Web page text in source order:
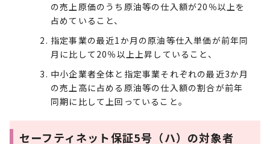
の売上原価のうち原油等の仕入額が20％以上を
占めていること、
指定事業の最近1か月の原油等仕入単価が前年同
月に比して20％以上上昇していること、
中小企業者全体と指定事業それぞれの最近3か月
の売上高に占める原油等の仕入額の割合が前年
同期に比して上回っていること。
セーフティネット保証5号（ハ）の対象者